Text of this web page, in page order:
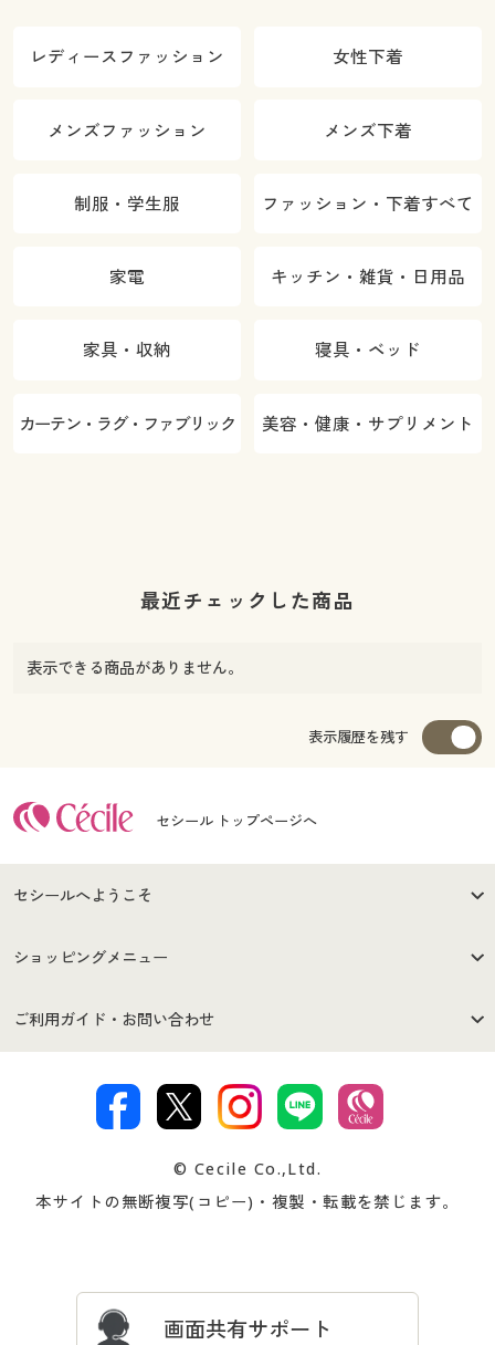
レディースファッション 女性下着
メンズファッション メンズ下着
制服・学生服 ファッション・下着すべて
家電 キッチン・雑貨・日用品
家具・収納 寝具・ベッド
カーテン・ラグ・ファブリック 美容・健康・サプリメント
最近チェックした商品
表示できる商品がありません。
表示履歴を残す
セシール トップページへ
セシールへようこそ
はじめての方へ
セシールご利用規約
著作権・商標について 会社案内
ショッピングメニュー
商品カテゴリ
プレゼント＆キャンペーン サイトマップ
ご利用ガイド・お問い合わせ
交換・返品は お支払は
ついて
忘れの場合
© Cecile Co.,Ltd.
本サイトの無断複写(コピー)・複製・転載を禁じます。
画面共有サポート